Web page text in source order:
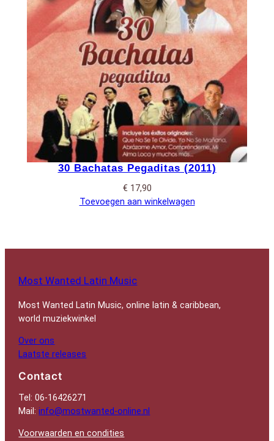
30 Bachatas Pegaditas (2011)
€ 17,90
Toevoegen aan winkelwagen
Most Wanted Latin Music
Most Wanted Latin Music, online latin & caribbean,
world muziekwinkel
Over ons
Laatste releases
Contact
Tel: 06-16426271
Mail:info@mostwanted-online.nl
Voorwaarden en condities